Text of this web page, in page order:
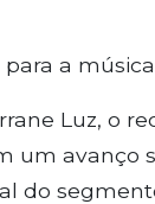
a
Luz, o
um avanço
do